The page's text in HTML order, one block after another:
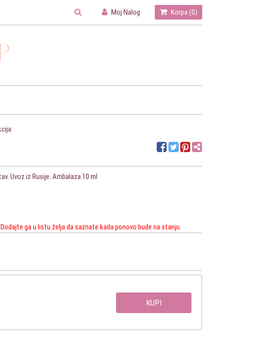
Moj Nalog Korpa (0)
Uvoz iz Rusije. Ambalaza 10 ml
ga u listu želja da saznate kada ponovo bude na stanju.
KUPI